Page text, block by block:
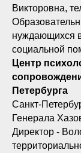
Викторовна,
нуждающихся
социальной
Центр
Петербурга
Санкт-
Генерала
Директор -